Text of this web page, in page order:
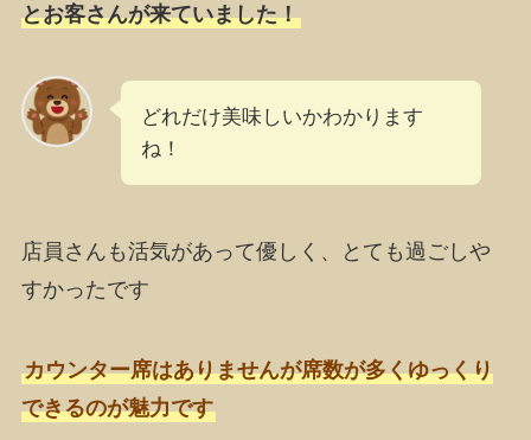
とお客さんが来ていました！
どれだけ美味しいかわかります
ね！
店員さんも活気があって優しく、とても過ごしや
すかったです
カウンター席はありませんが席数が多くゆっくり
できるのが魅力です